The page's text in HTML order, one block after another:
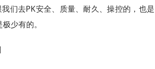
们去PK安全、质量、耐久、操控的，也是
少有的。